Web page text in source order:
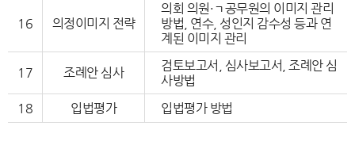
16 의정이미지 전략
의회 의원·ㄱ공무원의 이미지 관리
방법, 연수, 성인지 감수성 등과 연
계된 이미지 관리
17 조례안 심사
검토보고서, 심사보고서, 조례안 심
사방법
18
입법평가 입법평가 방법